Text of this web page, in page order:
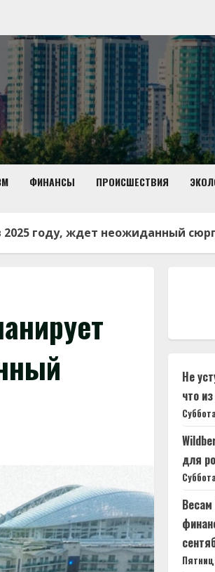
ФИНАНСЫ ПРОИСШЕСТВИЯ
2025 году, ждет неожиданный
Не
что
для